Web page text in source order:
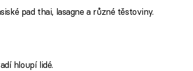
pad thai, lasagne a různé těstoviny.
hloupí lidé.